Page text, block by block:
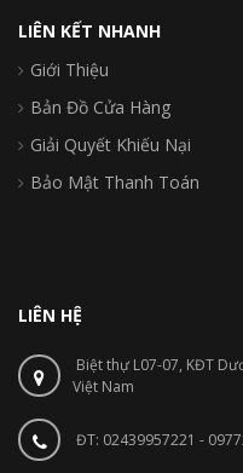
LIÊN KẾT NHANH
Giới Thiệu
Bản Đồ Cửa Hàng
Giải Quyết Khiếu Nại
Bảo Mật Thanh Toán
LIÊN HỆ
Biệt thự L07-07, KĐT
Việt Nam
ĐT: 02439957221 -